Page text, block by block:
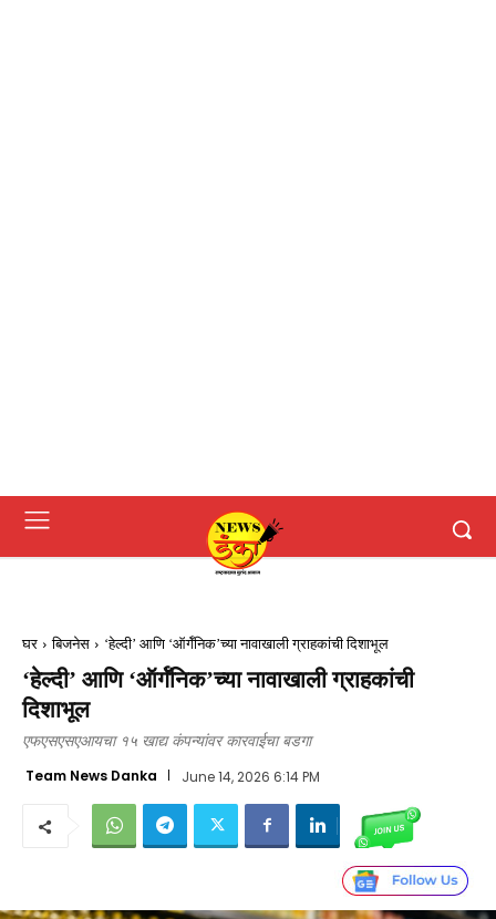
घर बिजनेस ‘हेल्दी’ आणि ‘ऑर्गॅनिक’च्या नावाखाली ग्राहकांची दिशाभूल
‘हेल्दी’ आणि ‘ऑर्गॅनिक’च्या नावाखाली ग्राहकांची
दिशाभूल
एफएसएसएआयचा १५ खाद्य कंपन्यांवर कारवाईचा बडगा
Team News Danka June 14, 2026 6:14 PM